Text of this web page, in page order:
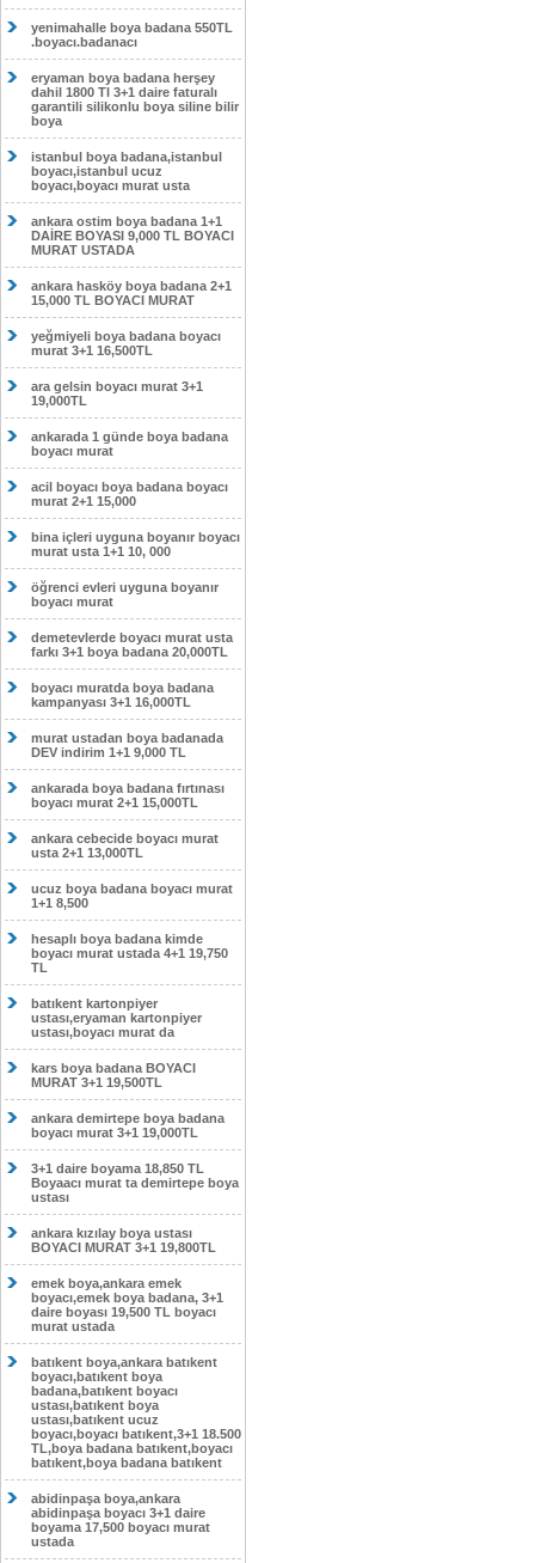
yenimahalle boya badana 550TL
.boyacı.badanacı
eryaman boya badana herşey
dahil 1800 Tl 3+1 daire faturalı
garantili silikonlu boya siline bilir
boya
istanbul boya badana,istanbul
boyacı,istanbul ucuz
boyacı,boyacı murat usta
ankara ostim boya badana 1+1
DAİRE BOYASI 9,000 TL BOYACI
MURAT USTADA
ankara hasköy boya badana 2+1
15,000 TL BOYACI MURAT
yeğmiyeli boya badana boyacı
murat 3+1 16,500TL
ara gelsin boyacı murat 3+1
19,000TL
ankarada 1 günde boya badana
boyacı murat
acil boyacı boya badana boyacı
murat 2+1 15,000
bina içleri uyguna boyanır boyacı
murat usta 1+1 10, 000
öğrenci evleri uyguna boyanır
boyacı murat
demetevlerde boyacı murat usta
farkı 3+1 boya badana 20,000TL
boyacı muratda boya badana
kampanyası 3+1 16,000TL
murat ustadan boya badanada
DEV indirim 1+1 9,000 TL
ankarada boya badana fırtınası
boyacı murat 2+1 15,000TL
ankara cebecide boyacı murat
usta 2+1 13,000TL
ucuz boya badana boyacı murat
1+1 8,500
hesaplı boya badana kimde
boyacı murat ustada 4+1 19,750
TL
batıkent kartonpiyer
ustası,eryaman kartonpiyer
ustası,boyacı murat da
kars boya badana BOYACI
MURAT 3+1 19,500TL
ankara demirtepe boya badana
boyacı murat 3+1 19,000TL
3+1 daire boyama 18,850 TL
Boyaacı murat ta demirtepe boya
ustası
ankara kızılay boya ustası
BOYACI MURAT 3+1 19,800TL
emek boya,ankara emek
boyacı,emek boya badana, 3+1
daire boyası 19,500 TL boyacı
murat ustada
batıkent boya,ankara batıkent
boyacı,batıkent boya
badana,batıkent boyacı
ustası,batıkent boya
ustası,batıkent ucuz
boyacı,boyacı batıkent,3+1 18.500
TL,boya badana batıkent,boyacı
batıkent,boya badana batıkent
abidinpaşa boya,ankara
abidinpaşa boyacı 3+1 daire
boyama 17,500 boyacı murat
ustada